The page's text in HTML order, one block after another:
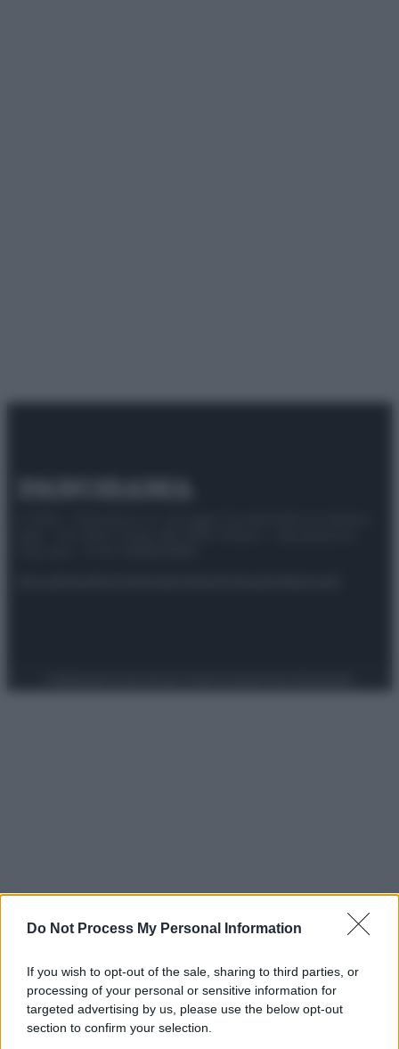
Do Not Process My Personal Information
If you wish to opt-out of the sale, sharing to third parties, or
processing of your personal or sensitive information for
targeted advertising by us, please use the below opt-out
section to confirm your selection.